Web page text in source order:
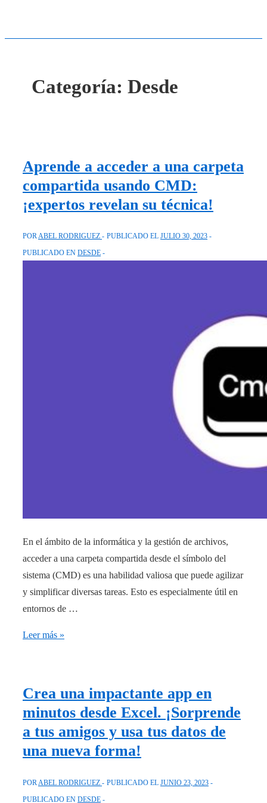
Categoría: Desde
Aprende a acceder a una carpeta
compartida usando CMD:
¡expertos revelan su técnica!
PORABEL RODRIGUEZ PUBLICADO EL JULIO 30, 2023
PUBLICADO EN DESDE
En el ámbito de la informática y la gestión de archivos,
acceder a una carpeta compartida desde el símbolo del
sistema (CMD) es una habilidad valiosa que puede agilizar
y simplificar diversas tareas. Esto es especialmente útil en
entornos de …
Aprende
una
carpeta
compartida
usando
¡expertos
Leer más »
Crea una impactante app en
minutos desde Excel. ¡Sorprende
a tus amigos y usa tus datos de
una nueva forma!
POR ABEL RODRIGUEZ PUBLICADO EL JUNIO 23, 2023
PUBLICADO EN DESDE